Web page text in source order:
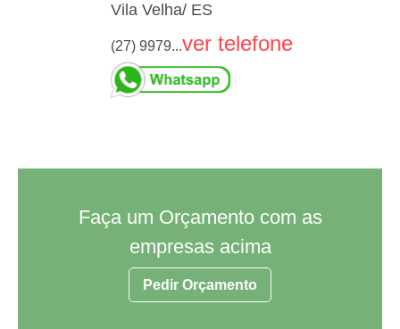
Vila Velha/ ES
(27) 9979...ver telefone
Faça um Orçamento com as
empresas acima
Pedir Orçamento